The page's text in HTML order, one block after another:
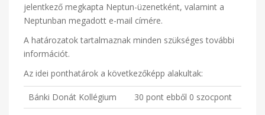
jelentkező megkapta Neptun-üzenetként, valamint a
Neptunban megadott e-mail címére.
A határozatok tartalmaznak minden szükséges további
információt.
Az idei ponthatárok a következőképp alakultak:
Bánki Donát Kollégium
30 pont ebből 0 szocpont